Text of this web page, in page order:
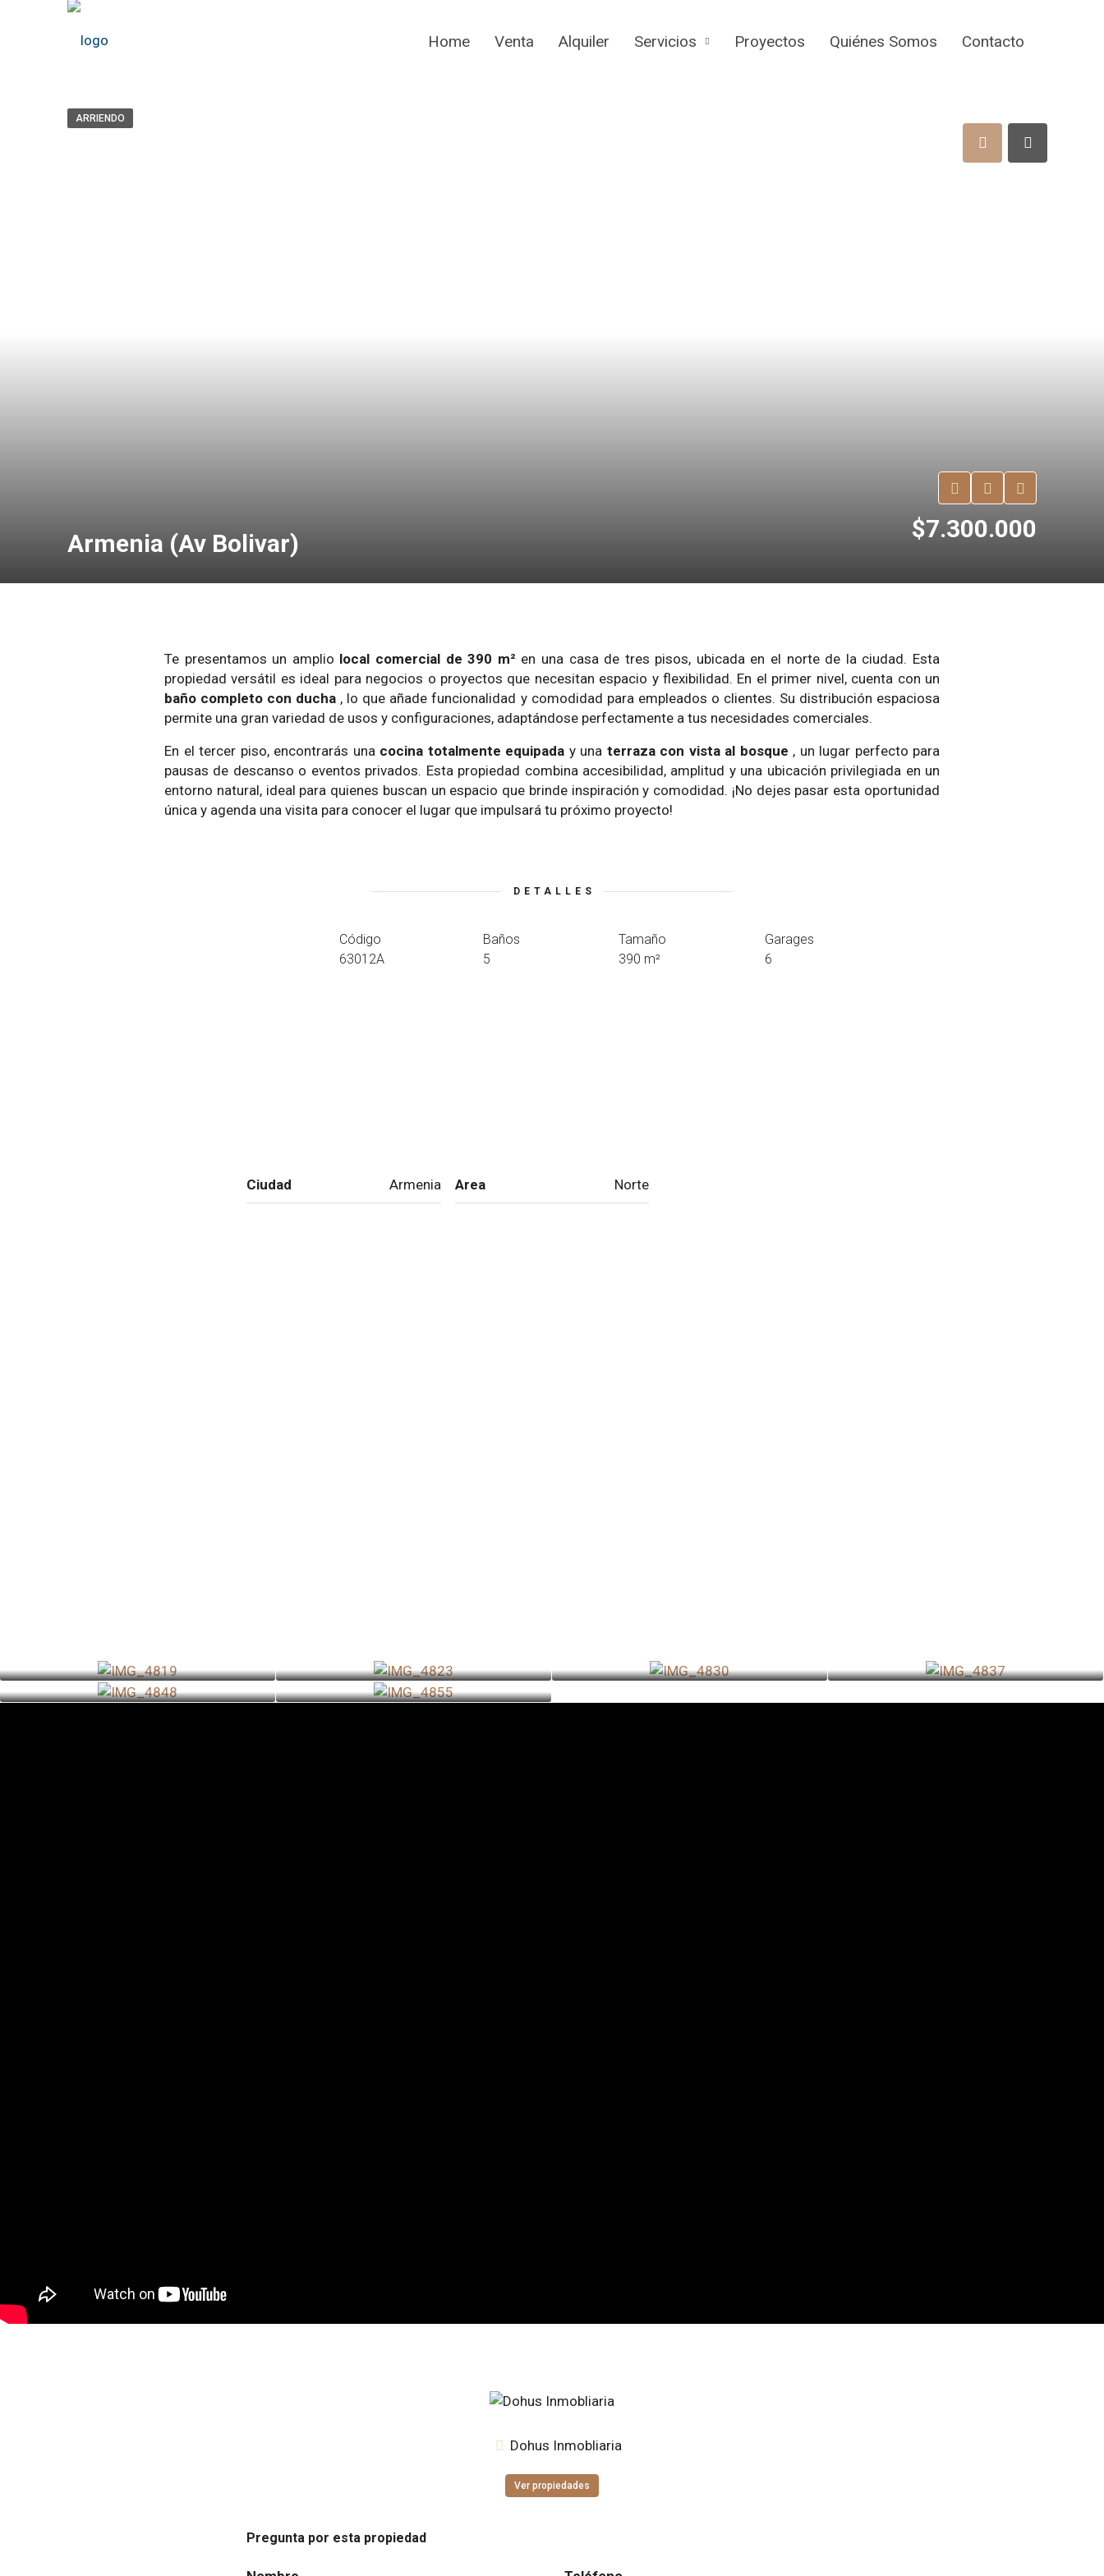
Home Venta Alquiler Servicios Proyectos Quiénes Somos Contacto
ARRIENDO
Armenia (Av Bolivar)
$7.300.000
Te presentamos un amplio local comercial de 390 m²en una casa de tres pisos, ubicada en el norte de la ciudad. Esta
propiedad versátil es ideal para negocios o proyectos que necesitan espacio y flexibilidad. En el primer nivel, cuenta con un
baño completo con ducha , lo que añade funcionalidad y comodidad para empleados o clientes. Su distribución espaciosa
permite una gran variedad de usos y configuraciones, adaptándose perfectamente a tus necesidades comerciales.
En el tercer piso, encontrarás una cocina totalmente equipada y una terraza con vista al bosque , un lugar perfecto para
pausas de descanso o eventos privados. Esta propiedad combina accesibilidad, amplitud y una ubicación privilegiada en un
entorno natural, ideal para quienes buscan un espacio que brinde inspiración y comodidad. ¡No dejes pasar esta oportunidad
única y agenda una visita para conocer el lugar que impulsará tu próximo proyecto!
DETALLES
Código
63012A
Baños
5
Tamaño
390 m²
Garages
6
Ciudad Armenia Area Norte
Dohus Inmobliaria
Ver propiedades
Pregunta por esta propiedad